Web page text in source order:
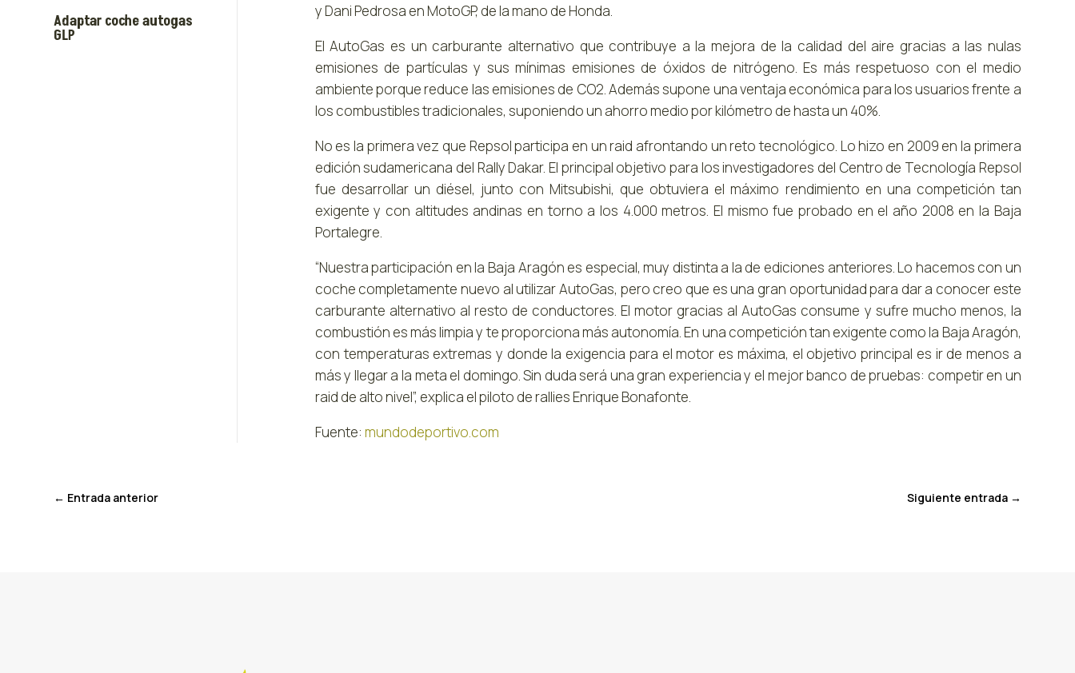
Adaptar coche autogas
GLP
y Dani Pedrosa en MotoGP, de la mano de Honda.
El AutoGas es un carburante alternativo que contribuye a la mejora de la calidad del aire gracias a las nulas
emisiones de partículas y sus mínimas emisiones de óxidos de nitrógeno. Es más respetuoso con el medio
ambiente porque reduce las emisiones de CO2. Además supone una ventaja económica para los usuarios frente a
los combustibles tradicionales, suponiendo un ahorro medio por kilómetro de hasta un 40%.
No es la primera vez que Repsol participa en un raid afrontando un reto tecnológico. Lo hizo en 2009 en la primera
edición sudamericana del Rally Dakar. El principal objetivo para los investigadores del Centro de Tecnología Repsol
fue desarrollar un diésel, junto con Mitsubishi, que obtuviera el máximo rendimiento en una competición tan
exigente y con altitudes andinas en torno a los 4.000 metros. El mismo fue probado en el año 2008 en la Baja
Portalegre.
“Nuestra participación en la Baja Aragón es especial, muy distinta a la de ediciones anteriores. Lo hacemos con un
coche completamente nuevo al utilizar AutoGas, pero creo que es una gran oportunidad para dar a conocer este
carburante alternativo al resto de conductores. El motor gracias al AutoGas consume y sufre mucho menos, la
combustión es más limpia y te proporciona más autonomía. En una competición tan exigente como la Baja Aragón,
con temperaturas extremas y donde la exigencia para el motor es máxima, el objetivo principal es ir de menos a
más y llegar a la meta el domingo. Sin duda será una gran experiencia y el mejor banco de pruebas: competir en un
raid de alto nivel”, explica el piloto de rallies Enrique Bonafonte.
Fuente: mundodeportivo.com
← Entrada anterior Siguiente entrada→